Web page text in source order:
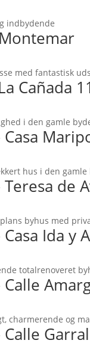
indbydende
med fantastisk
Cañada 11
i den gamle
Casa
hus i den
Teresa de
byhus med
Casa Ida y
totalrenoveret
Calle
charmerende og
Calle Garral